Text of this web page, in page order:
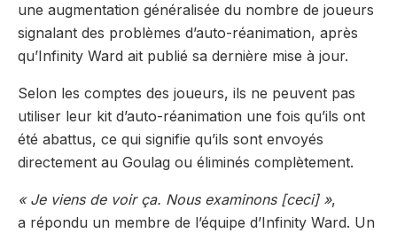
une augmentation généralisée du nombre de joueurs
signalant des problèmes d’auto-réanimation, après
qu’Infinity Ward ait publié sa dernière mise à jour.
Selon les comptes des joueurs, ils ne peuvent pas
utiliser leur kit d’auto-réanimation une fois qu’ils ont
été abattus, ce qui signifie qu’ils sont envoyés
directement au Goulag ou éliminés complètement.
« Je viens de voir ça. Nous examinons [ceci] »,
a répondu un membre de l’équipe d’Infinity Ward. Un